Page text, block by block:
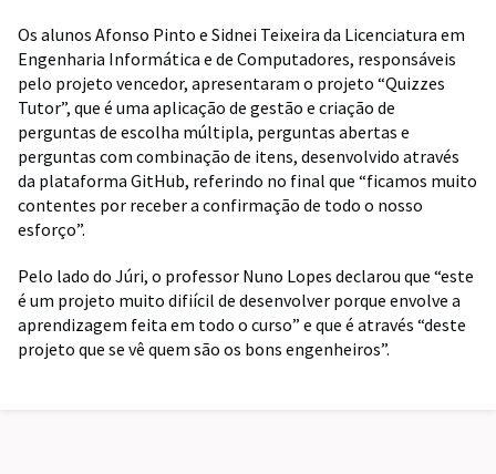
Os alunos Afonso Pinto e Sidnei Teixeira da Licenciatura em
Engenharia Informática e de Computadores, responsáveis
pelo projeto vencedor, apresentaram o projeto “Quizzes
Tutor”, que é uma aplicação de gestão e criação de
perguntas de escolha múltipla, perguntas abertas e
perguntas com combinação de itens, desenvolvido através
da plataforma GitHub, referindo no final que “ficamos muito
contentes por receber a confirmação de todo o nosso
esforço”.
Pelo lado do Júri, o professor Nuno Lopes declarou que “este
é um projeto muito difiícil de desenvolver porque envolve a
aprendizagem feita em todo o curso” e que é através “deste
projeto que se vê quem são os bons engenheiros”.